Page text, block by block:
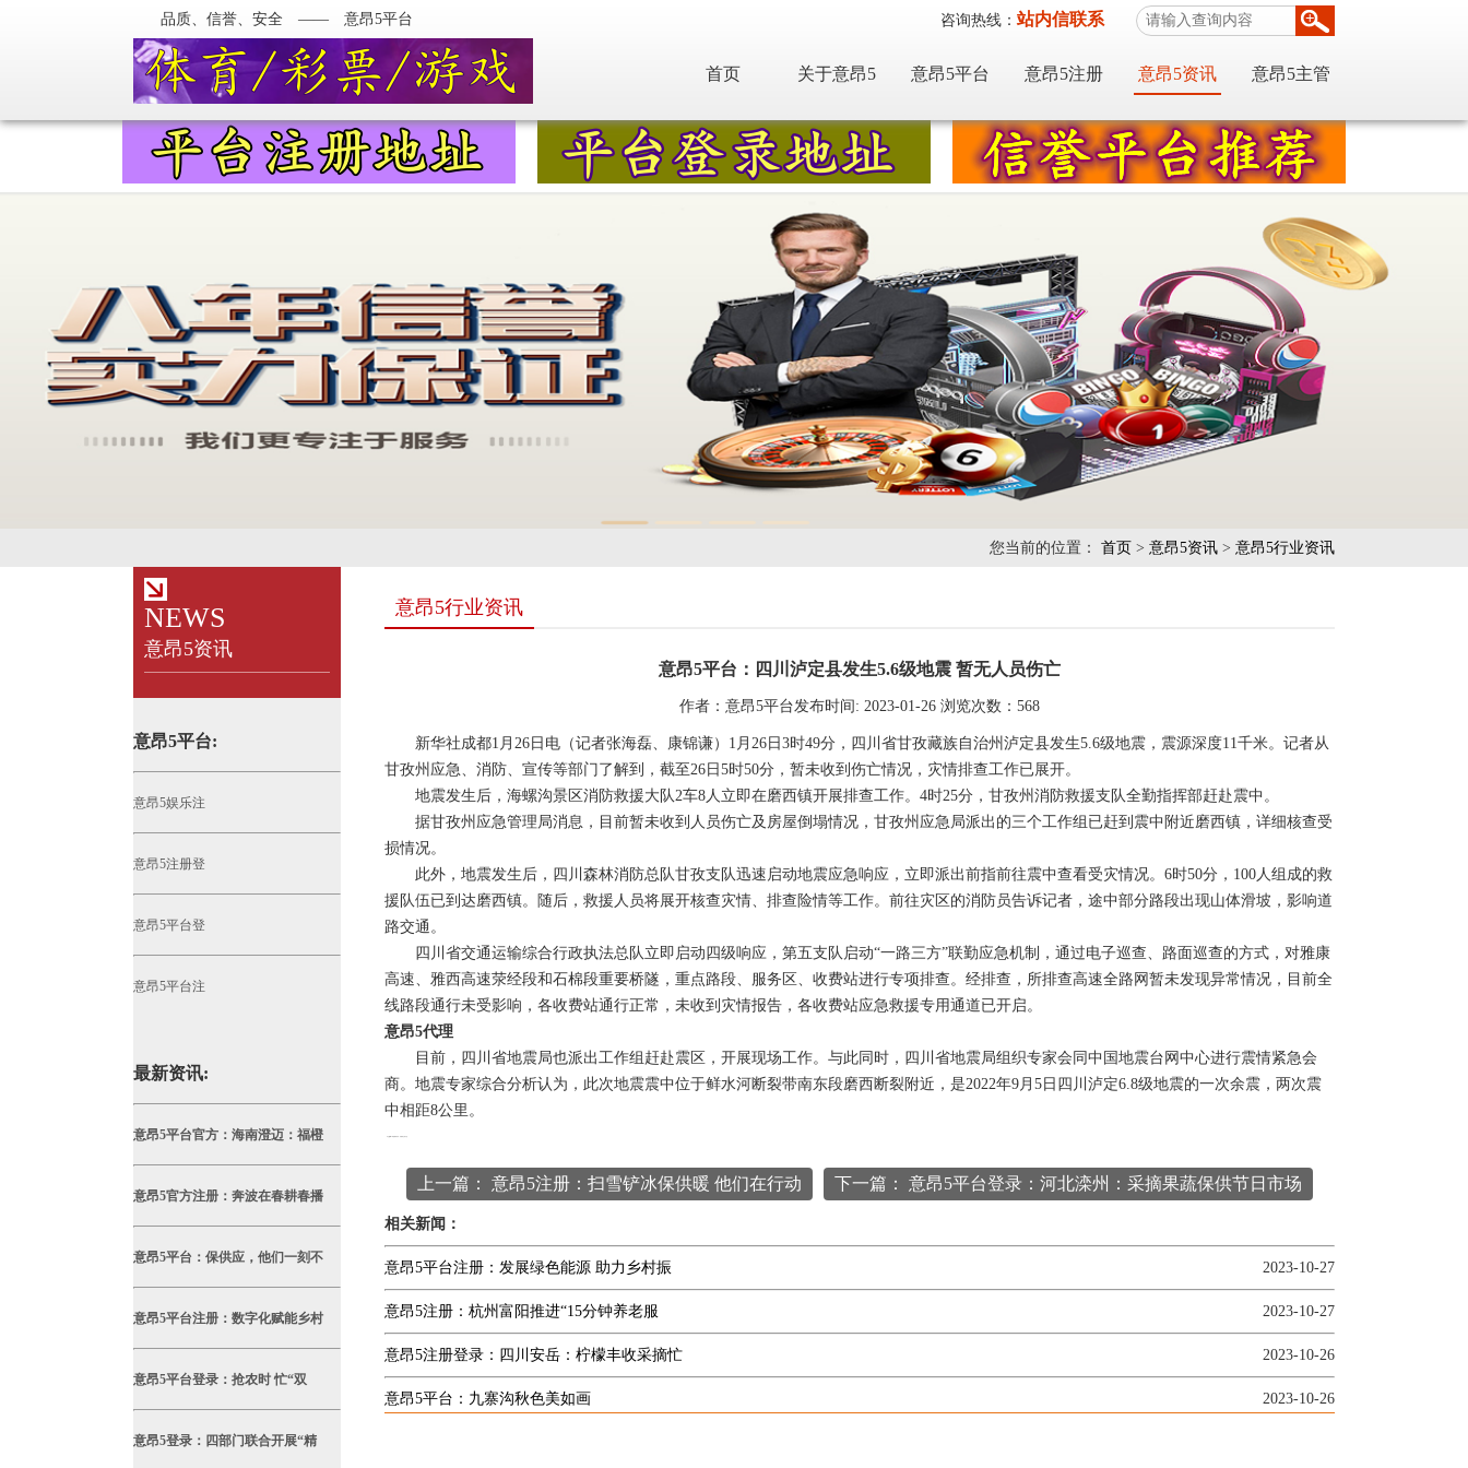
品质、信誉、安全 —— 意昂5平台 咨询热线：站内信联系
首页 关于意昂5 意昂5平台 意昂5注册 意昂5资讯 意昂5主管
您当前的位置： 首页 > 意昂5资讯 > 意昂5行业资讯
NEWS
意昂5资讯
意昂5平台:
意昂5娱乐注
意昂5注册登
意昂5平台登
意昂5平台注
最新资讯:
意昂5平台官方：海南澄迈：福橙
意昂5官方注册：奔波在春耕春播
意昂5平台：保供应，他们一刻不
意昂5平台注册：数字化赋能乡村
意昂5平台登录：抢农时 忙“双
意昂5登录：四部门联合开展“精
意昂5行业资讯
意昂5平台：四川泸定县发生5.6级地震 暂无人员伤亡
作者：意昂5平台发布时间: 2023-01-26 浏览次数： 568
新华社成都1月26日电（记者张海磊、康锦谦）1月26日3时49分，四川省甘孜藏族自治州泸定县发生5.6级地震，震源深度11千米。记者从
甘孜州应急、消防、宣传等部门了解到，截至26日5时50分，暂未收到伤亡情况，灾情排查工作已展开。
地震发生后，海螺沟景区消防救援大队2车8人立即在磨西镇开展排查工作。4时25分，甘孜州消防救援支队全勤指挥部赶赴震中。
据甘孜州应急管理局消息，目前暂未收到人员伤亡及房屋倒塌情况，甘孜州应急局派出的三个工作组已赶到震中附近磨西镇，详细核查受
损情况。
此外，地震发生后，四川森林消防总队甘孜支队迅速启动地震应急响应，立即派出前指前往震中查看受灾情况。6时50分，100人组成的救
援队伍已到达磨西镇。随后，救援人员将展开核查灾情、排查险情等工作。前往灾区的消防员告诉记者，途中部分路段出现山体滑坡，影响道
路交通。
四川省交通运输综合行政执法总队立即启动四级响应，第五支队启动“一路三方”联勤应急机制，通过电子巡查、路面巡查的方式，对雅康
高速、雅西高速荥经段和石棉段重要桥隧，重点路段、服务区、收费站进行专项排查。经排查，所排查高速全路网暂未发现异常情况，目前全
线路段通行未受影响，各收费站通行正常，未收到灾情报告，各收费站应急救援专用通道已开启。
意昂5代理
目前，四川省地震局也派出工作组赶赴震区，开展现场工作。与此同时，四川省地震局组织专家会同中国地震台网中心进行震情紧急会
商。地震专家综合分析认为，此次地震震中位于鲜水河断裂带南东段磨西断裂附近，是2022年9月5日四川泸定6.8级地震的一次余震，两次震
中相距8公里。
上一篇： 意昂5注册：扫雪铲冰保供暖 他们在行动 下一篇： 意昂5平台登录：河北滦州：采摘果蔬保供节日市场
相关新闻：
意昂5平台注册：发展绿色能源 助力乡村振 2023-10-27
意昂5注册：杭州富阳推进“15分钟养老服 2023-10-27
意昂5注册登录：四川安岳：柠檬丰收采摘忙 2023-10-26
意昂5平台：九寨沟秋色美如画 2023-10-26